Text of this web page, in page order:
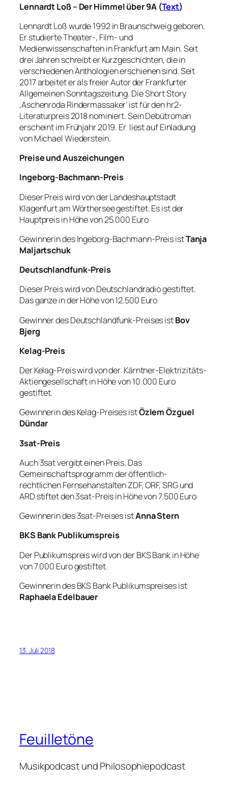
Lennardt Loß – Der Himmel über 9A (Text)
Lennardt Loß wurde 1992 in Braunschweig geboren.
Er studierte Theater-, Film- und
Medienwissenschaften in Frankfurt am Main. Seit
drei Jahren schreibt er Kurzgeschichten, die in
verschiedenen Anthologien erschienen sind. Seit
2017 arbeitet er als freier Autor der Frankfurter
Allgemeinen Sonntagszeitung. Die Short Story
‚Aschenroda Rindermassaker‘ ist für den hr2-
Literaturpreis 2018 nominiert. Sein Debütroman
erscheint im Frühjahr 2019. Er liest auf Einladung
von Michael Wiederstein.
Preise und Auszeichungen
Ingeborg-Bachmann-Preis
Dieser Preis wird von der Landeshauptstadt
Klagenfurt am Wörthersee gestiftet. Es ist der
Hauptpreis in Höhe von 25.000 Euro
Gewinnerin des Ingeborg-Bachmann-Preis istTanja
Maljartschuk
Deutschlandfunk-Preis
Dieser Preis wird von Deutschlandradio gestiftet.
Das ganze in der Höhe von 12.500 Euro
Gewinner des Deutschlandfunk-Preises istBov
Bjerg
Kelag-Preis
Der Kelag-Preis wird von der Kärntner-Elektrizitäts-
Aktiengesellschaft in Höhe von 10.000 Euro
gestiftet.
Gewinnerin des Kelag-Preises istÖzlem Özguel
Dündar
3sat-Preis
Auch 3sat vergibt einen Preis. Das
Gemeinschaftsprogramm der öffentlich-
rechtlichen Fernsehanstalten ZDF, ORF, SRG und
ARD stiftet den 3sat-Preis in Höhe von 7.500 Euro
Gewinnerin des 3sat-Preises istAnna Stern
BKS Bank Publikumspreis
Der Publikumspreis wird von der BKS Bank in Höhe
von 7.000 Euro gestiftet.
Gewinnerin des BKS Bank Publikumspreises ist
Raphaela Edelbauer
13. Juli 2018
Feuilletöne
Musikpodcast und Philosophiepodcast